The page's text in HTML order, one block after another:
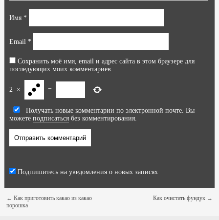
Имя *
Email *
Сохранить моё имя, email и адрес сайта в этом браузере для
последующих моих комментариев.
2 × =
Получать новые комментарии по электронной почте. Вы
можете подписатьсябез комментирования.
Подпишитесь на уведомления о новых записях
← Как приготовить какао из какао
порошка
Как очистить фундук →